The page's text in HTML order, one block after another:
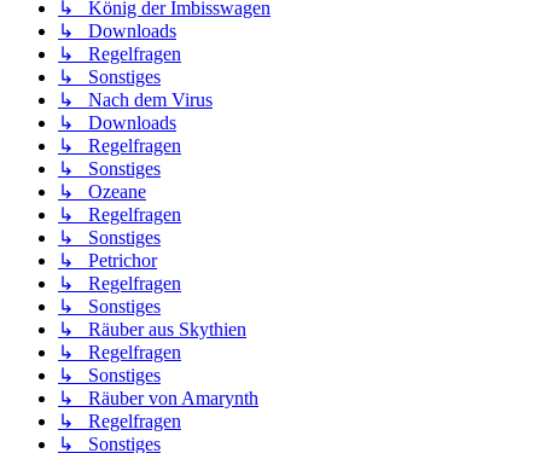
↳ König der Imbisswagen
↳ Downloads
↳ Regelfragen
↳ Sonstiges
↳ Nach dem Virus
↳ Downloads
↳ Regelfragen
↳ Sonstiges
↳ Ozeane
↳ Regelfragen
↳ Sonstiges
↳ Petrichor
↳ Regelfragen
↳ Sonstiges
↳ Räuber aus Skythien
↳ Regelfragen
↳ Sonstiges
↳ Räuber von Amarynth
↳ Regelfragen
↳ Sonstiges